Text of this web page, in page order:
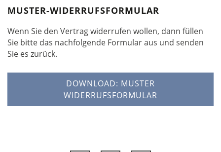
MUSTER-WIDERRUFSFORMULAR
Wenn Sie den Vertrag widerrufen wollen, dann füllen
Sie bitte das nachfolgende Formular aus und senden
Sie es zurück.
DOWNLOAD: MUSTER
WIDERRUFSFORMULAR